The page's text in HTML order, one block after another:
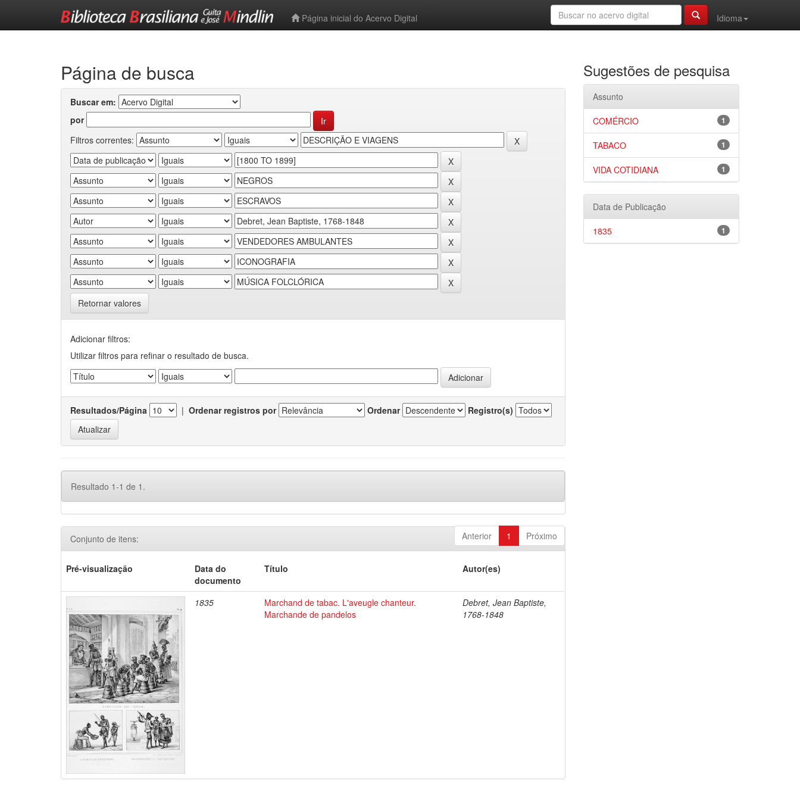
Página inicial do Acervo Digital
Idioma
Página de busca
Buscar em:
por
Filtros correntes:
Retornar valores
Adicionar filtros:
Utilizar filtros para refinar o resultado de busca.
Resultados/Página | Ordenar registros por Ordenar Registro(s)
Resultado 1-1 de 1.
Anterior 1 Próximo
Conjunto de itens:
Pré-visualização
Data do
documento
Título Autor(es)
1835
Marchand de tabac. L'aveugle chanteur.
Marchande de pandelos
Debret, Jean Baptiste,
1768-1848
Sugestões de pesquisa
Assunto
1
COMÉRCIO
1
TABACO
1
VIDA COTIDIANA
Data de Publicação
1
1835